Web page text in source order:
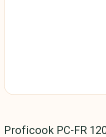
Proficook PC-FR